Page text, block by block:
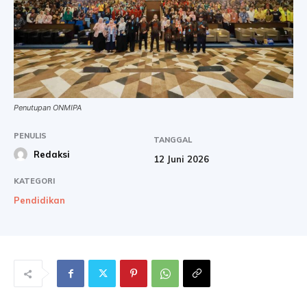
Penutupan ONMIPA
PENULIS
Redaksi
TANGGAL
12 Juni 2026
KATEGORI
Pendidikan